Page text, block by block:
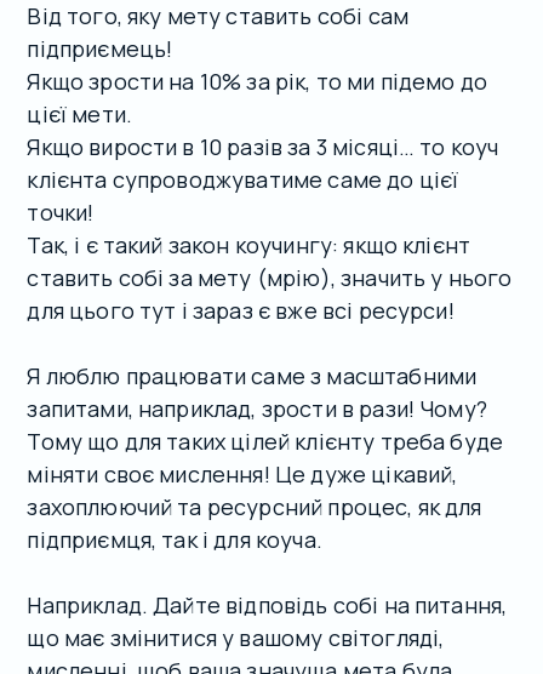
Від того, яку мету ставить собі сам
підприємець!
Якщо зрости на 10% за рік, то ми підемо до
цієї мети.
Якщо вирости в 10 разів за 3 місяці… то коуч
клієнта супроводжуватиме саме до цієї
точки!
Так, і є такий закон коучингу: якщо клієнт
ставить собі за мету (мрію), значить у нього
для цього тут і зараз є вже всі ресурси!
Я люблю працювати саме з масштабними
запитами, наприклад, зрости в рази! Чому?
Тому що для таких цілей клієнту треба буде
міняти своє мислення! Це дуже цікавий,
захоплюючий та ресурсний процес, як для
підприємця, так і для коуча.
Наприклад. Дайте відповідь собі на питання,
що має змінитися у вашому світогляді,